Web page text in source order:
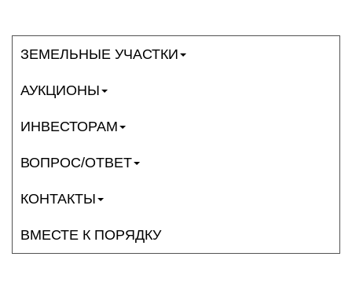
ЗЕМЕЛЬНЫЕ УЧАСТКИ
АУКЦИОНЫ
ИНВЕСТОРАМ
ВОПРОС/ОТВЕТ
КОНТАКТЫ
ВМЕСТЕ К ПОРЯДКУ